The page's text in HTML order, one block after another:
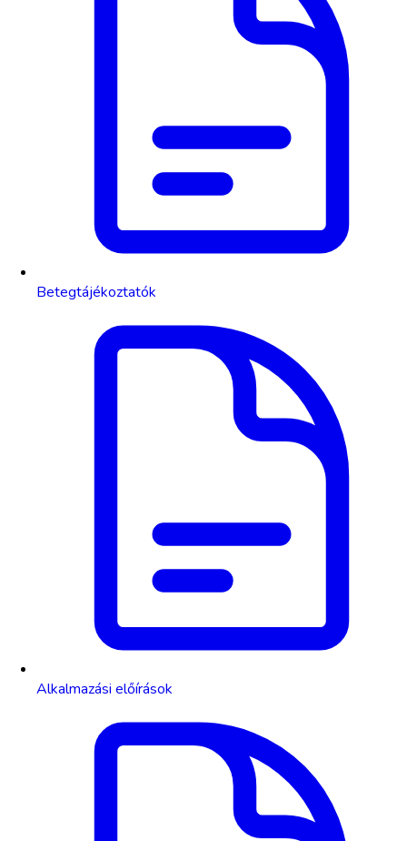
Betegtájékoztatók
Alkalmazási előírások